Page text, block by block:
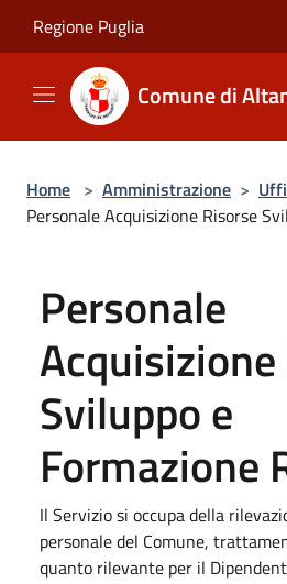
Regione Puglia
Comune di
Home > Amministrazione >
Personale Acquisizione Risorse
Personale
Sviluppo e
Formazione
Il Servizio si occupa della
personale del Comune,
quanto rilevante per il